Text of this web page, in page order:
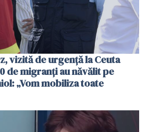
vizită de urgență la Ceuta
de migranți au năvălit pe
„Vom mobiliza toate